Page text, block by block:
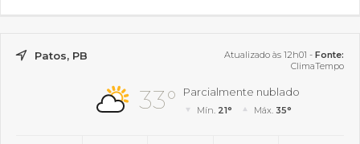
Patos, PB Atualizado às 12h01 - Fonte:
ClimaTempo
33° Parcialmente nublado
Mín. 21° Máx. 35°